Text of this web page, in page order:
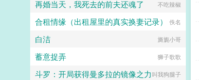
再婚当天，我死去的前夫还魂了 不吃辣椒
合租情缘（出租屋里的真实换妻记录） 佚名
白洁 旖旎小哥
蓄意捉弄 狮子歌歌
斗罗：开局获得曼多拉的镜像之力叫我狗腿子